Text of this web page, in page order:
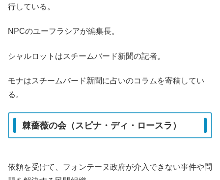
行している。
NPCのユーフラシアが編集長。
シャルロットはスチームバード新聞の記者。
モナはスチームバード新聞に占いのコラムを寄稿してい
る。
棘薔薇の会（スピナ・ディ・ロースラ）
依頼を受けて、フォンテーヌ政府が介入できない事件や問